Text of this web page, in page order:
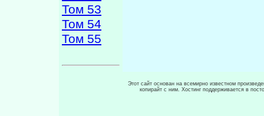
Том 53
Том 54
Том 55
Этот сайт основан на всемирно известном
копирайт с ним. Хостинг поддерживается в